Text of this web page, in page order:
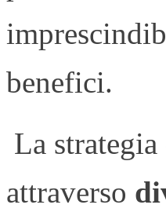
benefici.
La
attraverso